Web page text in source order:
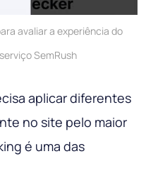
avaliar a experiência do
SemRush
aplicar diferentes
no site pelo maior
é uma das